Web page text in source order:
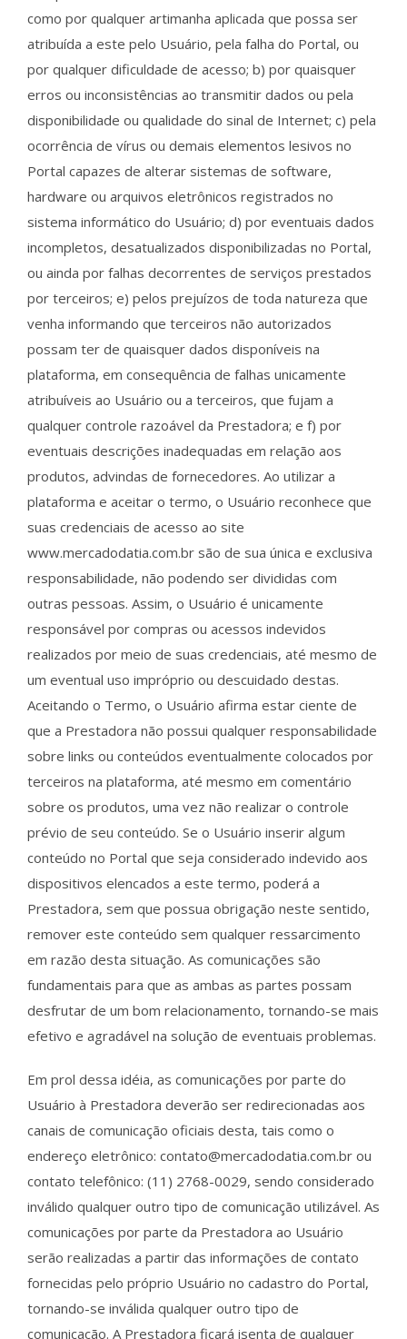
como por qualquer artimanha aplicada que possa ser
atribuída a este pelo Usuário, pela falha do Portal, ou
por qualquer dificuldade de acesso; b) por quaisquer
erros ou inconsistências ao transmitir dados ou pela
disponibilidade ou qualidade do sinal de Internet; c) pela
ocorrência de vírus ou demais elementos lesivos no
Portal capazes de alterar sistemas de software,
hardware ou arquivos eletrônicos registrados no
sistema informático do Usuário; d) por eventuais dados
incompletos, desatualizados disponibilizadas no Portal,
ou ainda por falhas decorrentes de serviços prestados
por terceiros; e) pelos prejuízos de toda natureza que
venha informando que terceiros não autorizados
possam ter de quaisquer dados disponíveis na
plataforma, em consequência de falhas unicamente
atribuíveis ao Usuário ou a terceiros, que fujam a
qualquer controle razoável da Prestadora; e f) por
eventuais descrições inadequadas em relação aos
produtos, advindas de fornecedores. Ao utilizar a
plataforma e aceitar o termo, o Usuário reconhece que
suas credenciais de acesso ao site
www.mercadodatia.com.br são de sua única e exclusiva
responsabilidade, não podendo ser divididas com
outras pessoas. Assim, o Usuário é unicamente
responsável por compras ou acessos indevidos
realizados por meio de suas credenciais, até mesmo de
um eventual uso impróprio ou descuidado destas.
Aceitando o Termo, o Usuário afirma estar ciente de
que a Prestadora não possui qualquer responsabilidade
sobre links ou conteúdos eventualmente colocados por
terceiros na plataforma, até mesmo em comentário
sobre os produtos, uma vez não realizar o controle
prévio de seu conteúdo. Se o Usuário inserir algum
conteúdo no Portal que seja considerado indevido aos
dispositivos elencados a este termo, poderá a
Prestadora, sem que possua obrigação neste sentido,
remover este conteúdo sem qualquer ressarcimento
em razão desta situação. As comunicações são
fundamentais para que as ambas as partes possam
desfrutar de um bom relacionamento, tornando-se mais
efetivo e agradável na solução de eventuais problemas.
Em prol dessa idéia, as comunicações por parte do
Usuário à Prestadora deverão ser redirecionadas aos
canais de comunicação oficiais desta, tais como o
endereço eletrônico: contato@mercadodatia.com.br ou
contato telefônico: (11) 2768-0029, sendo considerado
inválido qualquer outro tipo de comunicação utilizável. As
comunicações por parte da Prestadora ao Usuário
serão realizadas a partir das informações de contato
fornecidas pelo próprio Usuário no cadastro do Portal,
tornando-se inválida qualquer outro tipo de
comunicação. A Prestadora ficará isenta de qualquer